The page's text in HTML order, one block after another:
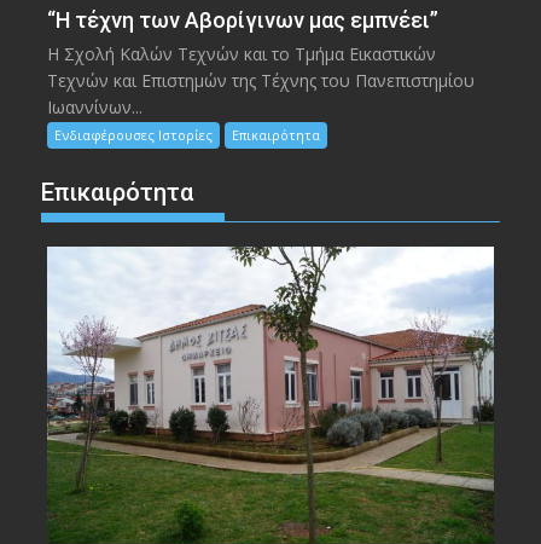
“Η τέχνη των Αβορίγινων μας εμπνέει”
Η Σχολή Καλών Τεχνών και το Τμήμα Εικαστικών
Τεχνών και Επιστημών της Τέχνης του Πανεπιστημίου
Ιωαννίνων...
Ενδιαφέρουσες Ιστορίες Επικαιρότητα
Επικαιρότητα